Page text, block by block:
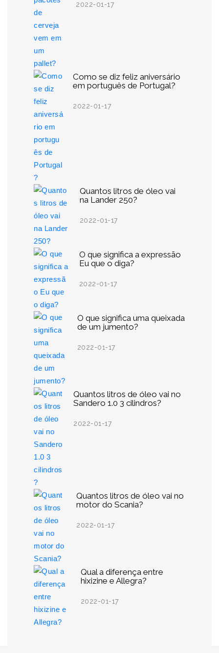
2022-01-17
Como se diz feliz aniversário
em português de Portugal?
2022-01-17
Quantos litros de óleo vai
na Lander 250?
2022-01-17
O que significa a expressão
Eu que o diga?
2022-01-17
O que significa uma queixada
de um jumento?
2022-01-17
Quantos litros de óleo vai no
Sandero 1.0 3 cilindros?
2022-01-17
Quantos litros de óleo vai no
motor do Scania?
2022-01-17
Qual a diferença entre
hixizine e Allegra?
2022-01-17